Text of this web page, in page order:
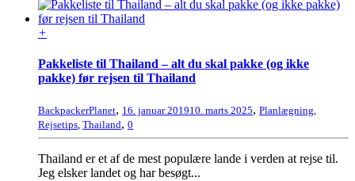
+
Pakkeliste til Thailand – alt du skal pakke (og ikke
pakke) før rejsen til Thailand
BackpackerPlanet, 16. januar 201910. marts 2025, Planlægning
Rejsetips Thailand, 0
Thailand er et af de mest populære lande i verden at rejse til.
Jeg elsker landet og har besøgt...